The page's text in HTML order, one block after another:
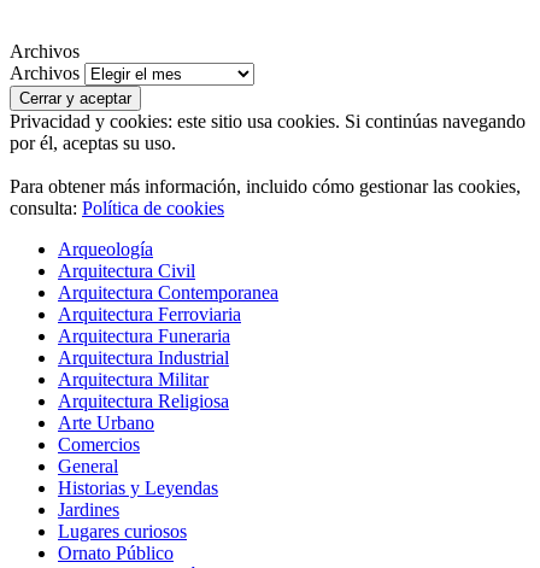
Archivos
Archivos
Privacidad y cookies: este sitio usa cookies. Si continúas navegando
por él, aceptas su uso.
Para obtener más información, incluido cómo gestionar las cookies,
consulta: Política de cookies
Arqueología
Arquitectura Civil
Arquitectura Contemporanea
Arquitectura Ferroviaria
Arquitectura Funeraria
Arquitectura Industrial
Arquitectura Militar
Arquitectura Religiosa
Arte Urbano
Comercios
General
Historias y Leyendas
Jardines
Lugares curiosos
Ornato Público